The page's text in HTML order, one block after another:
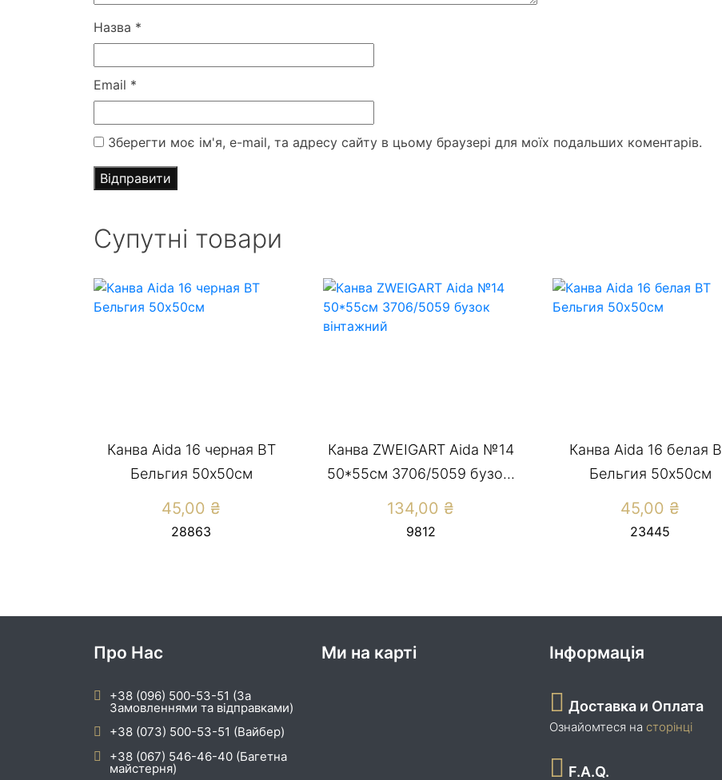
Назва *
Email *
Зберегти моє ім'я, e-mail, та адресу сайту в цьому браузері для моїх подальших коментарів.
Супутні товари
Канва Aida 16 черная ВТ
Бельгия 50х50см
45,00 ₴
28863
Канва ZWEIGART Aida №14
50*55см 3706/5059 бузо...
134,00 ₴
9812
Канва Aida 16 белая
Бельгия 50х50см
45,00 ₴
23445
Про Нас
+38 (096) 500-53-51 (За
Замовленнями та відправками)
+38 (073) 500-53-51 (Вайбер)
+38 (067) 546-46-40 (Багетна
майстерня)
Ми на карті Інформація
Доставка и Оплата
Ознайомтеся на сторінці
F.A.Q.